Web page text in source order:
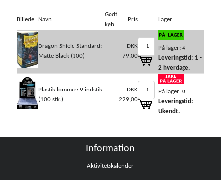
Billede Navn
Godt
køb
Pris Lager
Dragon Shield Standard:
Matte Black (100)
DKK
79,00
På lager: 4
Leveringstid: 1 -
2 hverdage.
Plastik lommer: 9 indstik
(100 stk.)
DKK
229,00
På lager: 0
Leveringstid:
Ukendt.
Information
Aktivitetskalender